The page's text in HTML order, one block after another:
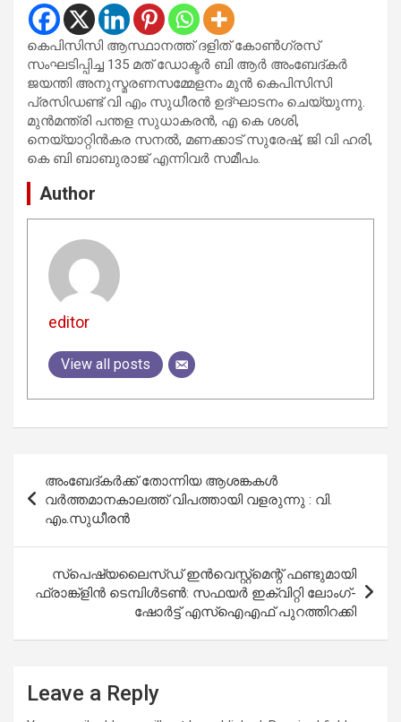
കെപിസിസി ആസ്ഥാനത്ത് ദളിത് കോൺഗ്രസ്
സംഘടിപ്പിച്ച 135 മത് ഡോക്ടർ ബി ആർ അംബേദ്കർ
ജയന്തി അനുസ്മരണസമ്മേളനം മുൻ കെപിസിസി
പ്രസിഡണ്ട് വി എം സുധീരൻ ഉദ്ഘാടനം ചെയ്യുന്നു.
മുൻമന്ത്രി പന്തള സുധാകരൻ, എ കെ ശശി,
നെയ്യാറ്റിൻകര സനൽ, മണക്കാട് സുരേഷ്, ജി വി ഹരി,
കെ ബി ബാബുരാജ് എന്നിവർ സമീപം.
Author
editor
View all posts
navigation
അംബേദ്കർക്ക് തോന്നിയ ആശങ്കകൾ
വർത്തമാനകാലത്ത് വിപത്തായി വളരുന്നു : വി.
എം.സുധീരൻ
സ്‌പെഷ്യലൈസ്ഡ് ഇന്‍വെസ്റ്റ്മെന്റ് ഫണ്ടുമായി
ഫ്രാങ്ക്‌ളിന്‍ ടെമ്പിള്‍ടണ്‍: സഫയര്‍ ഇക്വിറ്റി ലോംഗ്-
ഷോര്‍ട്ട് എസ്‌ഐഎഫ് പുറത്തിറക്കി
Leave a Reply